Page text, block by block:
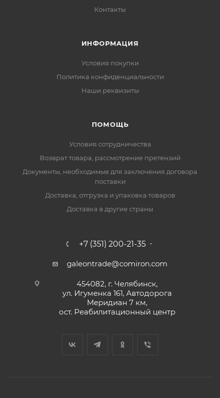
Контакты
ИНФОРМАЦИЯ
Условия покупки
Политика конфиденциальности
Наши реквизиты
ПОМОЩЬ
Условия сотрудничества
Возврат товара, рассмотрение претензий
Документы, необходимые для заключения договора
поставки
Доставка, отгрузка и упаковка товаров
Доставка в другие страны
+7 (351) 200-21-35
galeontrade@comiron.com
454082, г. Челябинск,
ул. Игуменка 161, Автодорога
Меридиан 7 км,
ост. Реабилитационный центр